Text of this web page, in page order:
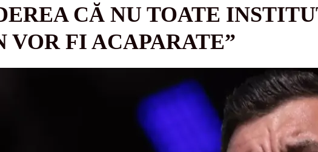
CĂ NU TOATE
VOR FI ACAPARATE”